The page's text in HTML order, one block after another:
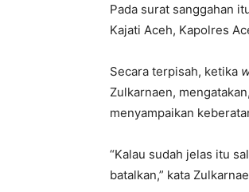
Pada surat sanggahan
Kajati Aceh, Kapolres
Secara terpisah, ketika
Zulkarnaen,
menyampaikan
“Kalau sudah jelas itu
batalkan,” kata